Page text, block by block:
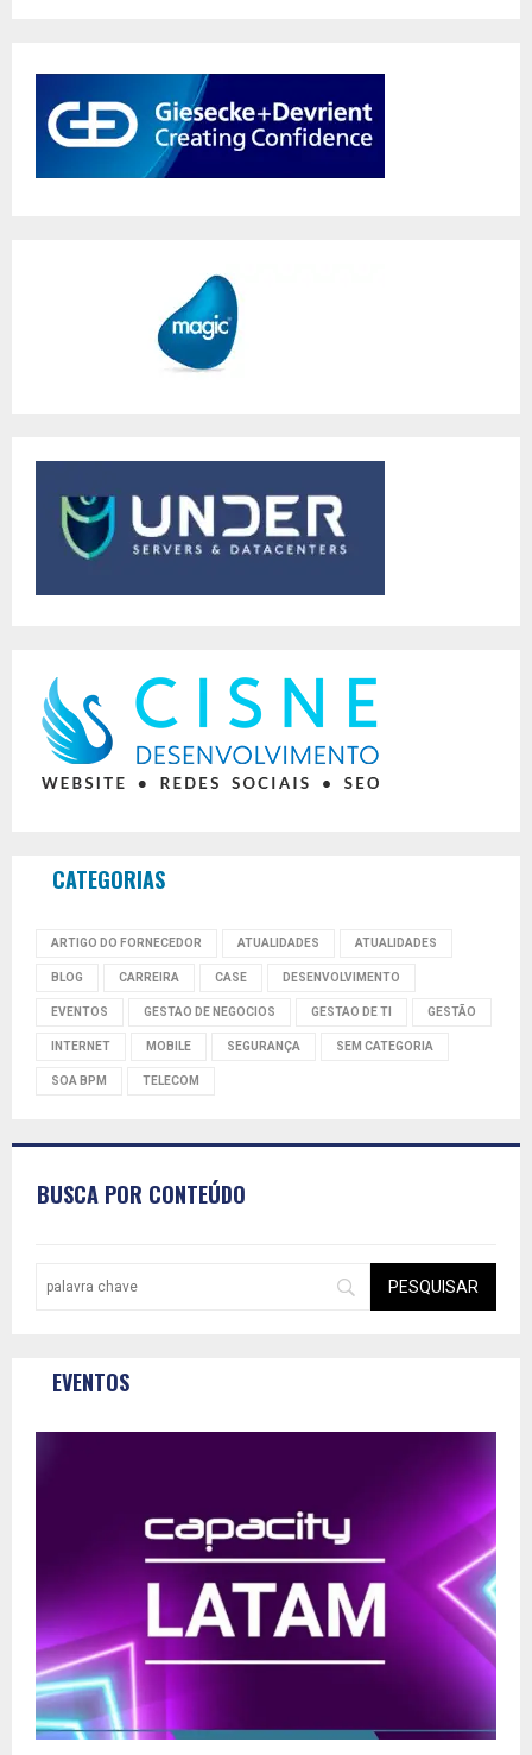
CATEGORIAS
ARTIGO DO FORNECEDOR ATUALIDADES ATUALIDADES
BLOG CARREIRA CASE DESENVOLVIMENTO
EVENTOS GESTAO DE NEGOCIOS GESTAO DE TI GESTÃO
INTERNET MOBILE SEGURANÇA SEM CATEGORIA
SOA BPM TELECOM
BUSCA POR CONTEÚDO
EVENTOS